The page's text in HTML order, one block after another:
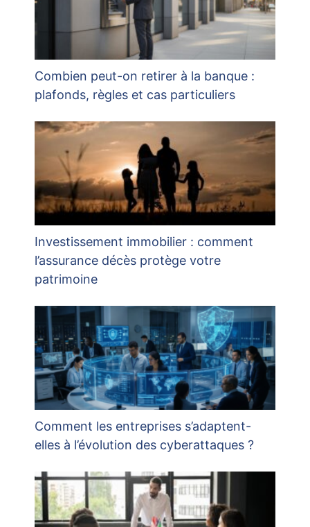
Combien peut-on retirer à la banque :
plafonds, règles et cas particuliers
Investissement immobilier : comment
l’assurance décès protège votre
patrimoine
Comment les entreprises s’adaptent-
elles à l’évolution des cyberattaques ?